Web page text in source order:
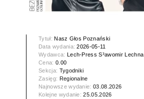
Tytuł:Nasz Głos Poznański
Data wydania:2026-05-11
Wydawca: Lech-Press S³awomir Lechna
Cena: 0.00
Sekcja: Tygodniki
Zasięg: Regionalne
Najnowsze wydanie:03.08.2026
Kolejne wydanie:25.05.2026